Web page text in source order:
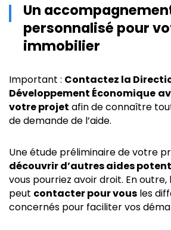
Un
personnalisé pour
immobilier
Important : Contactez la
Développement Économique
votre projet afin de connaître
de demande de l’aide.
Une étude préliminaire de votre
découvrir d’autres aides
vous pourriez avoir droit. En outre,
peut contacter pour vous les
concernés pour faciliter vos